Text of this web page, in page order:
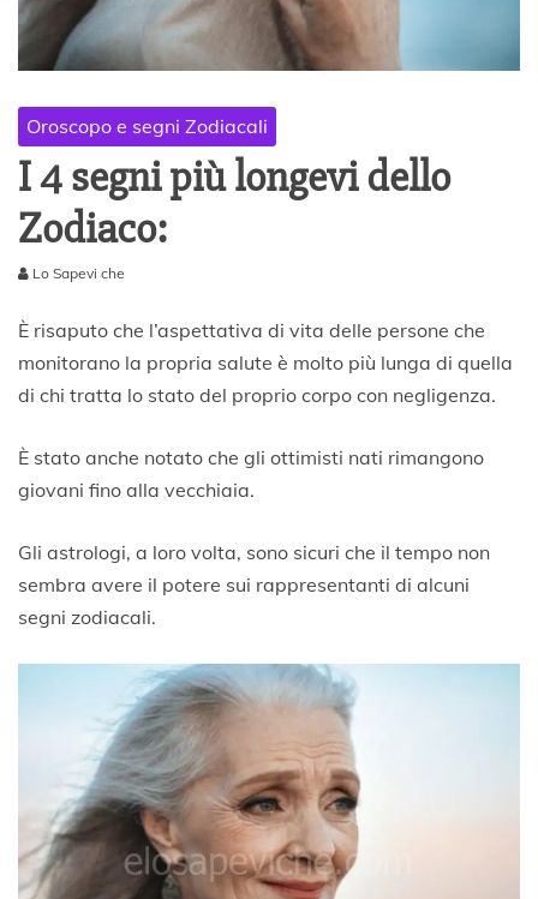
Oroscopo e segni Zodiacali
I 4 segni più longevi dello
Zodiaco:
9
p
r
e
2
1
Lo Sapevi che
È risaputo che l’aspettativa di vita delle persone che
monitorano la propria salute è molto più lunga di quella
di chi tratta lo stato del proprio corpo con negligenza.
È stato anche notato che gli ottimisti nati rimangono
giovani fino alla vecchiaia.
Gli astrologi, a loro volta, sono sicuri che il tempo non
sembra avere il potere sui rappresentanti di alcuni
segni zodiacali.